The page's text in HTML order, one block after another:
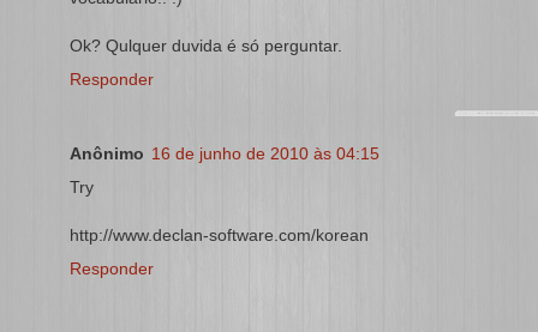
Ok? Qulquer duvida é só perguntar.
Responder
Anônimo 16 de junho de 2010 às 04:15
Try
http://www.declan-software.com/korean
Responder